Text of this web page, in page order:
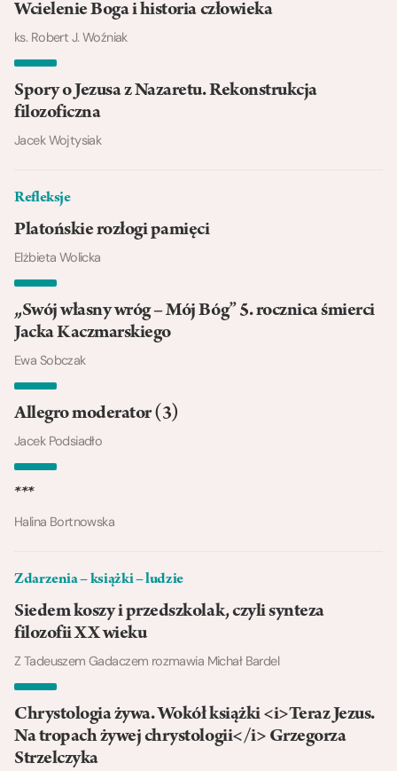
Wcielenie Boga i historia człowieka
ks. Robert J. Woźniak
Spory o Jezusa z Nazaretu. Rekonstrukcja
filozoficzna
Jacek Wojtysiak
Refleksje
Platońskie rozłogi pamięci
Elżbieta Wolicka
„Swój własny wróg – Mój Bóg” 5. rocznica śmierci
Jacka Kaczmarskiego
Ewa Sobczak
Allegro moderator (3)
Jacek Podsiadło
***
Halina Bortnowska
Zdarzenia – książki – ludzie
Siedem koszy i przedszkolak, czyli synteza
filozofii XX wieku
Z Tadeuszem Gadaczem rozmawia Michał Bardel
Chrystologia żywa. Wokół książki <i>Teraz Jezus.
Na tropach żywej chrystologii</i> Grzegorza
Strzelczyka